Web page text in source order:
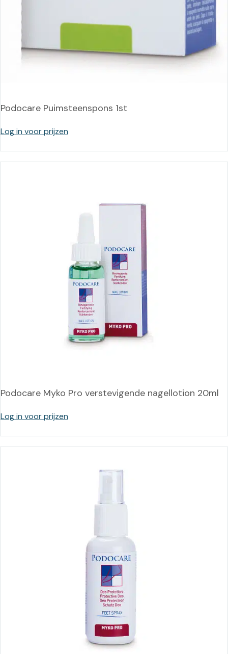
Podocare Puimsteenspons 1st
Log in voor prijzen
Podocare Myko Pro verstevigende nagellotion 20ml
Log in voor prijzen